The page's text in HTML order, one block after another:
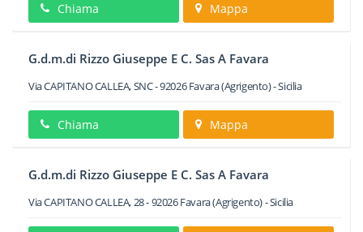
Chiama Mappa
G.d.m.di Rizzo Giuseppe E C. Sas A Favara
Via CAPITANO CALLEA, SNC-92026 Favara(Agrigento) -Sicilia
Chiama Mappa
G.d.m.di Rizzo Giuseppe E C. Sas A Favara
Via CAPITANO CALLEA, 28-92026Favara(Agrigento) -Sicilia